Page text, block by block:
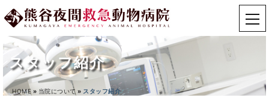
スタッフ紹介
HOME » 当院について » スタッフ紹介